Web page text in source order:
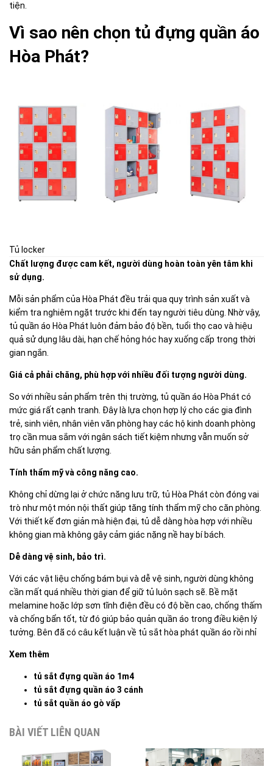
tiện.
Vì sao nên chọn tủ đựng quần áo
Hòa Phát?
Tủ locker
Chất lượng được cam kết, người dùng hoàn toàn yên tâm khi
sử dụng.
Mỗi sản phẩm của Hòa Phát đều trải qua quy trình sản xuất và
kiểm tra nghiêm ngặt trước khi đến tay người tiêu dùng. Nhờ vậy,
tủ quần áo Hòa Phát luôn đảm bảo độ bền, tuổi thọ cao và hiệu
quả sử dụng lâu dài, hạn chế hỏng hóc hay xuống cấp trong thời
gian ngắn.
Giá cả phải chăng, phù hợp với nhiều đối tượng người dùng.
So với nhiều sản phẩm trên thị trường, tủ quần áo Hòa Phát có
mức giá rất cạnh tranh. Đây là lựa chọn hợp lý cho các gia đình
trẻ, sinh viên, nhân viên văn phòng hay các hộ kinh doanh phòng
trọ cần mua sắm với ngân sách tiết kiệm nhưng vẫn muốn sở
hữu sản phẩm chất lượng.
Tính thẩm mỹ và công năng cao.
Không chỉ dừng lại ở chức năng lưu trữ, tủ Hòa Phát còn đóng vai
trò như một món nội thất giúp tăng tính thẩm mỹ cho căn phòng.
Với thiết kế đơn giản mà hiện đại, tủ dễ dàng hòa hợp với nhiều
không gian mà không gây cảm giác nặng nề hay bí bách.
Dễ dàng vệ sinh, bảo trì.
Với các vật liệu chống bám bụi và dễ vệ sinh, người dùng không
cần mất quá nhiều thời gian để giữ tủ luôn sạch sẽ. Bề mặt
melamine hoặc lớp sơn tĩnh điện đều có độ bền cao, chống thấm
và chống bẩn tốt, từ đó giúp bảo quản quần áo trong điều kiện lý
tưởng. Bên đã có câu kết luận về tủ sắt hòa phát quần áo rồi nhỉ
Xem thêm
tủ sắt đựng quần áo 1m4
tủ sắt đựng quần áo 3 cánh
tủ sắt quần áo gò vấp
BÀI VIẾT LIÊN QUAN